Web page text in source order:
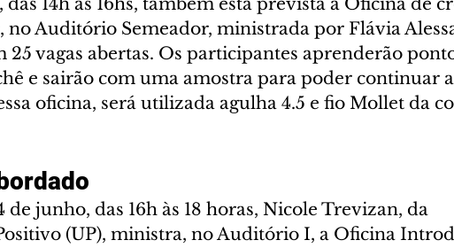
no Auditório Semeador, ministrada por Flávia
25 vagas abertas. Os participantes aprenderão
e sairão com uma amostra para poder continuar
oficina, será utilizada agulha 4.5 e fio Mollet da
de junho, das 16h às 18 horas, Nicole Trevizan, da
(UP), ministra, no Auditório I, a Oficina